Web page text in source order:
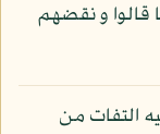
قالوا و نقضهم
التفات من